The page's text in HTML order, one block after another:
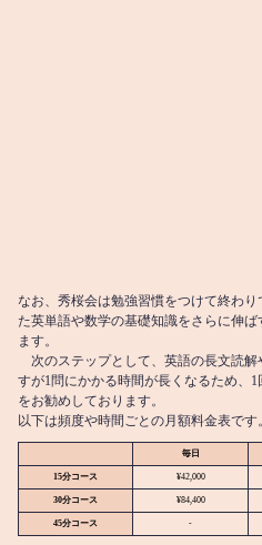
なお、秀桜会は勉強習慣をつけて終わ
た英単語や数学の基礎知識をさらに伸
ます。
次のステップとして、英語の長文読解
すが1問にかかる時間が長くなるため、
をお勧めしております。
以下は頻度や時間ごとの月額料金表です。
毎日
15分コース ¥42,000
30分コース ¥84,400
45分コース -